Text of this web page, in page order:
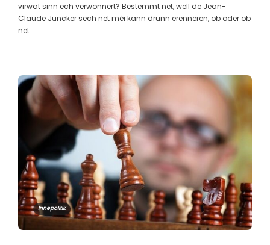
virwat sinn ech verwonnert? Bestëmmt net, well de Jean-
Claude Juncker sech net méi kann drunn erënneren, ob oder ob
net...
Innepolitik